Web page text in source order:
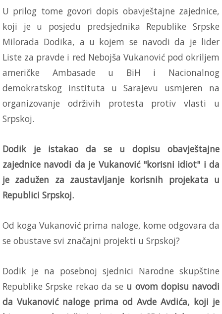
U prilog tome govori dopis obavještajne zajednice,
koji je u posjedu predsjednika Republike Srpske
Milorada Dodika, a u kojem se navodi da je lider
Liste za pravde i red Nebojša Vukanović pod okriljem
američke Ambasade u BiH i Nacionalnog
demokratskog instituta u Sarajevu usmjeren na
organizovanje održivih protesta protiv vlasti u
Srpskoj.
Dodik je istakao da se u dopisu obavještajne
zajednice navodi da je Vukanović "korisni idiot" i da
je zadužen za zaustavljanje korisnih projekata u
Republici Srpskoj.
Od koga Vukanović prima naloge, kome odgovara da
se obustave svi značajni projekti u Srpskoj?
Dodik je na posebnoj sjednici Narodne skupštine
Republike Srpske rekao da se u ovom dopisu navodi
da Vukanović naloge prima od Avde Avdića, koji je